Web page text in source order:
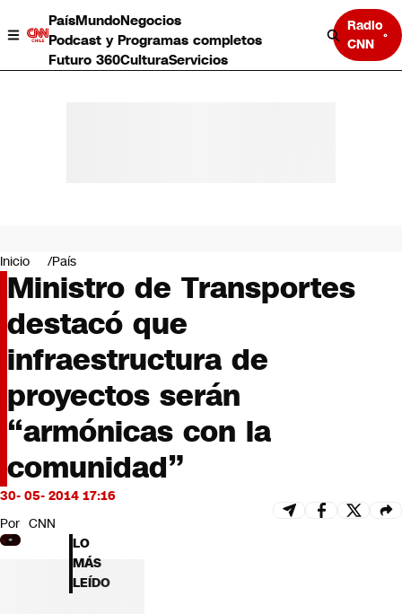
PaísMundoNegocios
Podcast y Programas completos
Futuro 360CulturaServicios
Radio
CNN
Negocios
Deportes
Programas completos
Cultura
Servicios
Bits
CNN tiempo
Futuro 360
Opinión
Inicio País
Ministro de Transportes
destacó que
infraestructura de
proyectos serán
“armónicas con la
comunidad”
30- 05- 2014 17:16
Por CNN
LO
MÁS
LEÍDO